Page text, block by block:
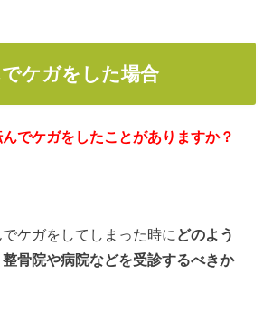
ケガをした場合
でケガをしたことがありますか？
ケガをしてしまった時に どのよう
整骨院や病院などを受診するべきか